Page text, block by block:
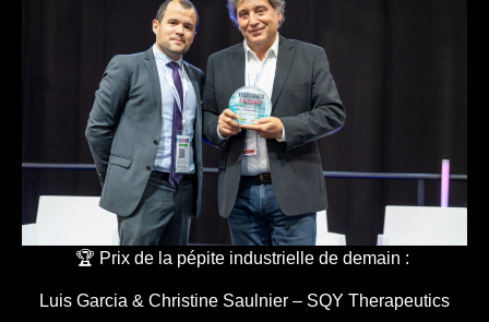
🏆 Prix de la pépite industrielle de demain :
Luis Garcia & Christine Saulnier – SQY Therapeutics